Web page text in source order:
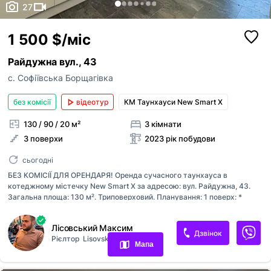
Контакти
Обрані оголошення
27
1 500 $/міс
Райдужна вул., 43
с. Софіївська Борщагівка
без комісії відеотур КМ Таунхауси New Smart X
130 / 90 / 20 м²
3 поверхи
3 кімнати
2023 рік побудови
сьогодні
БЕЗ КОМІСІЇ ДЛЯ ОРЕНДАРЯ! Оренда сучасного таунхауса в
котеджному містечку New Smart X за адресою: вул. Райдужна, 43.
Загальна площа: 130 м². Триповерховий. Планування: 1 поверх: *
блок; * вихід на власну терасу. 2 поверх: * майстер-спальня; *
гардеробна; * власний санвузол; * балкон. 3 поверх: * дві повноцінні
спальні; * вбудовані шафи; * санвузол. Тераса: * лазня; * джакузі; *
зона барбекю. Будинок повністю укомплектований усіма необхідними
меблями та побутовою технікою для комфортного проживання,
Лісовський Максим
Рієлтор LisovskiyEstate
Дзвінок
Мапа